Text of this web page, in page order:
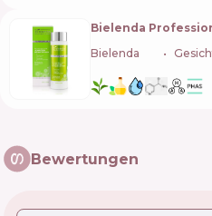
Bielenda
Bielenda
Bewertungen